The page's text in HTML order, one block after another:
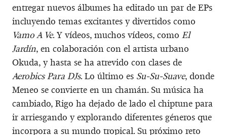
entregar nuevos álbumes ha editado un par de EPs
incluyendo temas excitantes y divertidos como
Vamo A Ve. Y vídeos, muchos vídeos, como El
Jardín, en colaboración con el artista urbano
Okuda, y hasta se ha atrevido con clases de
Aerobics Para DJs. Lo último es Su-Su-Suave, donde
Meneo se convierte en un chamán. Su música ha
cambiado, Rigo ha dejado de lado el chiptune para
ir arriesgando y explorando diferentes géneros que
incorpora a su mundo tropical. Su próximo reto